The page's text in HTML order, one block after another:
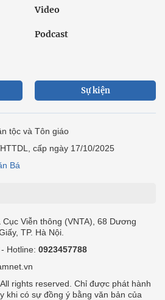
Video
Podcast
Sự kiện
tộc và Tôn giáo
cấp ngày 17/10/2025
Bá
Viễn thông (VNTA), 68 Dương
TP. Hà Nội.
- Hotline: 0923457788
rights reserved. Chỉ được phát hành
khi có sự đồng ý bằng văn bản của